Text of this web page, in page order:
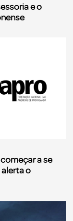
e o
a se
o